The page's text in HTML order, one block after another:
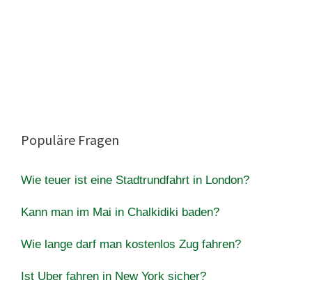
Populäre Fragen
Wie teuer ist eine Stadtrundfahrt in London?
Kann man im Mai in Chalkidiki baden?
Wie lange darf man kostenlos Zug fahren?
Ist Uber fahren in New York sicher?